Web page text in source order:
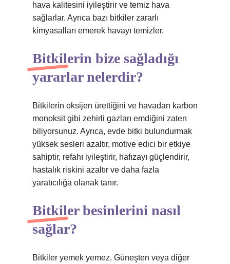
hava kalitesini iyileştirir ve temiz hava
sağlarlar. Ayrıca bazı bitkiler zararlı
kimyasalları emerek havayı temizler.
Bitkilerin bize sağladığı
yararlar nelerdir?
Bitkilerin oksijen ürettiğini ve havadan karbon
monoksit gibi zehirli gazları emdiğini zaten
biliyorsunuz. Ayrıca, evde bitki bulundurmak
yüksek sesleri azaltır, motive edici bir etkiye
sahiptir, refahı iyileştirir, hafızayı güçlendirir,
hastalık riskini azaltır ve daha fazla
yaratıcılığa olanak tanır.
Bitkiler besinlerini nasıl
sağlar?
Bitkiler yemek yemez. Güneşten veya diğer